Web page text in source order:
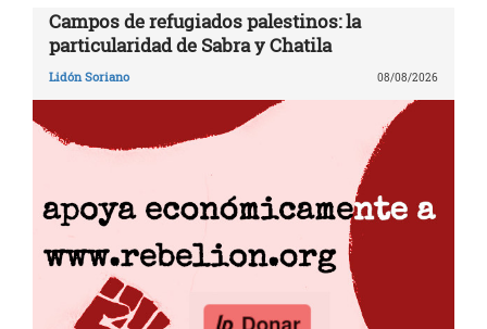
Campos de refugiados palestinos: la
particularidad de Sabra y Chatila
Lidón Soriano 08/08/2026